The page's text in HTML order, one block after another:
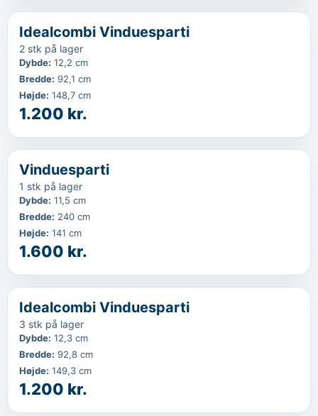
‹
Idealcombi Vinduesparti
2 stk på lager
Dybde: 12,2 cm
Bredde: 92,1 cm
Højde: 148,7 cm
1.200 kr.
‹
Vinduesparti
1 stk på lager
Dybde: 11,5 cm
Bredde: 240 cm
Højde: 141 cm
1.600 kr.
‹
Idealcombi Vinduesparti
3 stk på lager
Dybde: 12,3 cm
Bredde: 92,8 cm
Højde: 149,3 cm
1.200 kr.